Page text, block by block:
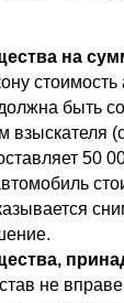
на
стоимость
быть
взыскателя
50
не